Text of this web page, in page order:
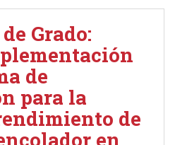
Grado:
de
para la
de